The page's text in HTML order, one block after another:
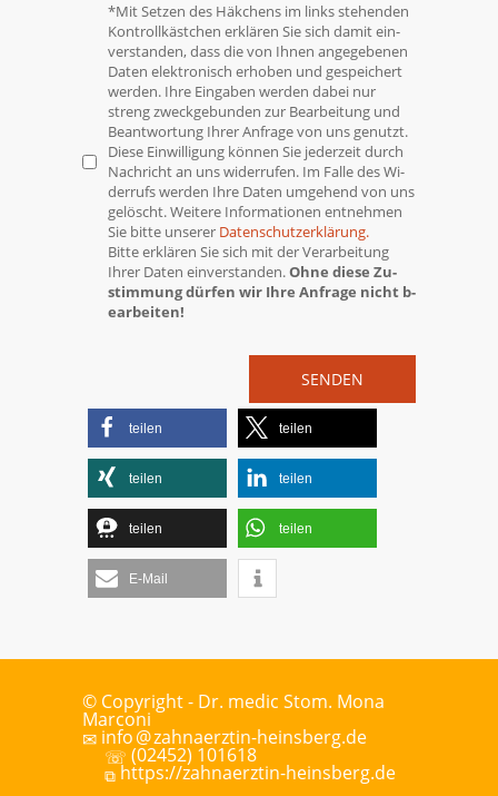
*Mit Setzen des Häkchens im links ste­hen­den
Kon­troll­käst­chen er­klä­ren Sie sich da­mit ein­
ver­stan­den, dass die von Ih­nen an­ge­ge­be­nen
Da­ten elek­tro­nisch er­ho­ben und ge­spei­chert
wer­den. Ih­re Ein­ga­ben wer­den da­bei nur
streng zweck­ge­bun­den zur Be­ar­bei­tung und
Be­ant­wor­tung Ih­rer An­fra­ge von uns ge­nutzt.
Die­se Ein­wil­li­gung kön­nen Sie je­der­zeit durch
Nach­richt an uns wi­der­ru­fen. Im Fal­le des Wi­
der­rufs wer­den Ih­re Da­ten um­ge­hend von uns
ge­löscht. Wei­te­re In­for­ma­tio­nen ent­neh­men
Sie bit­te un­se­rer Da­ten­schutz­er­klä­rung.
Bitte erklären Sie sich mit der Ver­ar­beit­ung
Ihrer Da­ten ein­ver­stan­den.Oh­ne die­se Zu­
stim­mung dür­fen wir Ih­re An­fra­ge nicht b­
ear­bei­ten!
teilen teilen
teilen teilen
teilen teilen
E-Mail
© Copyright - Dr. medic Stom. Mona
Marconi
✉ info@zahnaerztin-heinsberg.de
☏ (02452) 101618
⧉ https://zahnaerztin-heinsberg.de